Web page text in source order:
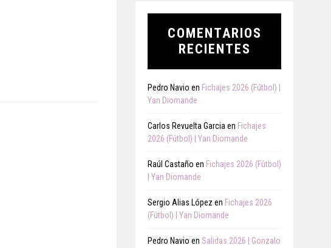
COMENTARIOS
RECIENTES
Pedro Navio en Fichajes 2026 (Fútbol) |
Yan Diomande
Carlos Revuelta Garcia en Fichajes
2026 (Fútbol) | Yan Diomande
Raúl Castaño en Fichajes 2026 (Fútbol)
| Yan Diomande
Sergio Alias López en Fichajes 2026
(Fútbol) | Yan Diomande
Pedro Navio en Salidas 2026 | Gonzalo